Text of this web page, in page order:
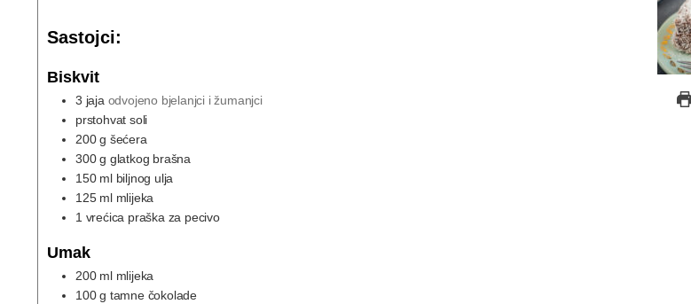
Sastojci:
Biskvit
3 jaja odvojeno bjelanjci i žumanjci
prstohvat soli
200 g šećera
300 g glatkog brašna
150 ml biljnog ulja
125 ml mlijeka
1 vrećica praška za pecivo
Umak
200 ml mlijeka
100 g tamne čokolade